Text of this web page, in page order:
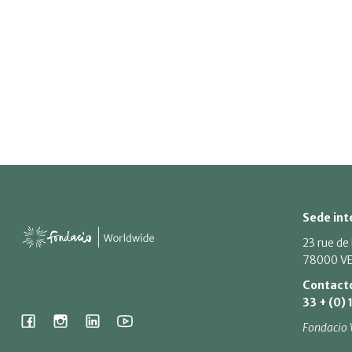
Sede
23 rue
78000
33 + (0)
Fondacio